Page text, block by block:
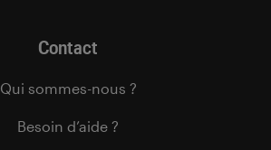
Contact
Qui sommes-nous ?
Besoin d’aide ?